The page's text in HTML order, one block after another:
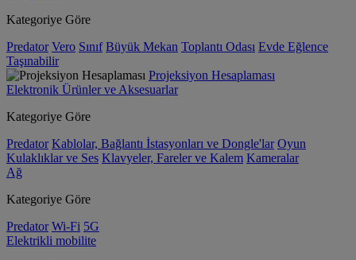
Kategoriye Göre
Predator Vero Sınıf Büyük Mekan Toplantı Odası Evde Eğlence
Taşınabilir
Projeksiyon Hesaplaması
Elektronik Ürünler ve Aksesuarlar
Kategoriye Göre
Predator Kablolar, Bağlantı İstasyonları ve Dongle'lar Oyun
Kulaklıklar ve Ses Klavyeler, Fareler ve Kalem Kameralar
Ağ
Kategoriye Göre
Predator Wi-Fi 5G
Elektrikli mobilite